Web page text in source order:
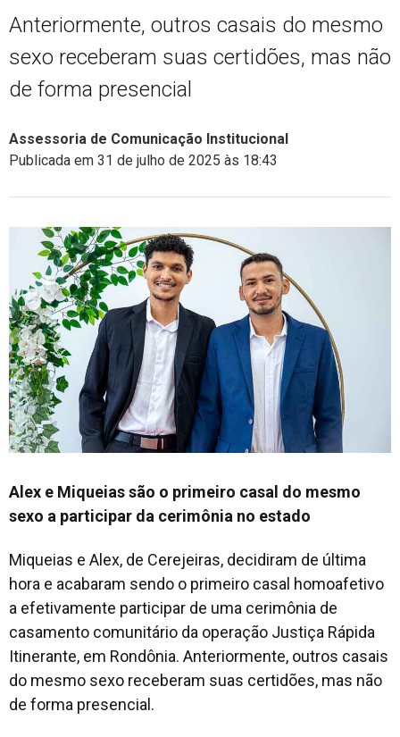
Anteriormente, outros casais do mesmo
sexo receberam suas certidões, mas não
de forma presencial
Assessoria de Comunicação Institucional
Publicada em 31 de julho de 2025 às 18:43
Alex e Miqueias são o primeiro casal do mesmo
sexo a participar da cerimônia no estado
Miqueias e Alex, de Cerejeiras, decidiram de última
hora e acabaram sendo o primeiro casal homoafetivo
a efetivamente participar de uma cerimônia de
casamento comunitário da operação Justiça Rápida
Itinerante, em Rondônia. Anteriormente, outros casais
do mesmo sexo receberam suas certidões, mas não
de forma presencial.